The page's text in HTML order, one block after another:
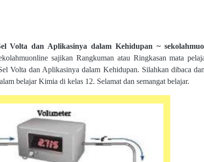
Volta dan Aplikasinya dalam Kehidupan ~
sajikan Rangkuman atau Ringkasan mata
Volta dan Aplikasinya dalam Kehidupan. Silahkan dibaca
belajar Kimia di kelas 12. Selamat dan semangat belajar.